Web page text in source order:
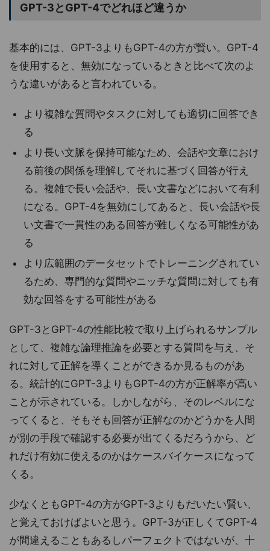
GPT-3とGPT-4でどれほど違うか
基本的には、GPT-3よりもGPT-4の方が賢い。GPT-4
を使用すると、無効になっているときと比べて次のよ
うな違いがあると言われている。
より複雑な質問やタスクに対しても適切に回答でき
る
より長い文脈を保持可能なため、会話や文章におけ
る前後の関係を理解してそれに基づく回答が行え
る。複雑で長い会話や、長い文書などにおいて有利
になる。GPT-4を無効にしてあると、長い会話や長
い文書で一貫性のある回答が難しくなる可能性があ
る
より広範囲のデータセットでトレーニングされてい
るため、専門的な質問やニッチな質問に対しても有
効な回答をする可能性がある
GPT-3とGPT-4の性能比較で取り上げられるサンプル
として、複雑な論理推論を必要とする質問を与え、そ
れに対して正解を導くことができるか見るものがあ
る。統計的にGPT-3よりもGPT-4の方が正解率が高い
ことが示されている。しかしながら、そのレベルにな
ってくると、そもそも回答が正解なのかどうかを人間
が別の手段で確認する必要が出てくるだろうから、ど
れだけ有効に使えるのかはケースバイケースになって
くる。
少なくともGPT-4の方がGPT-3よりもだいたい賢い、
と覚えておけばよいと思う。GPT-3が正しくてGPT-4
が間違えることもあるしパーフェクトではないが、十